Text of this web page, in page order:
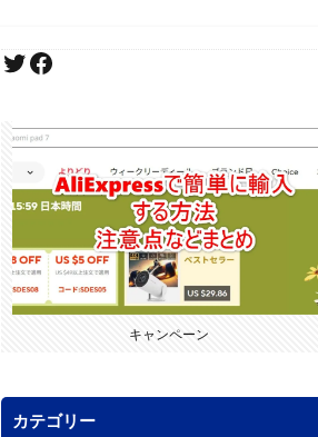
キャンペーン
カテゴリー